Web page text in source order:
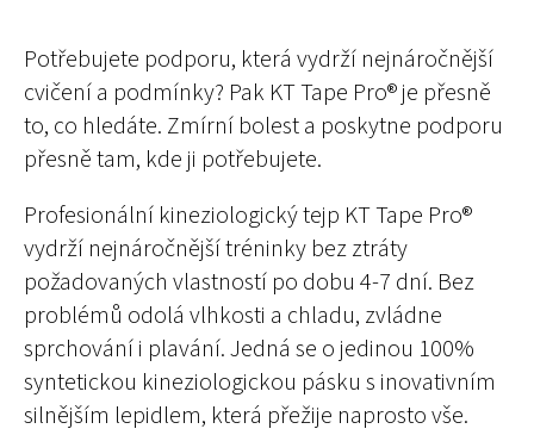
Potřebujete podporu, která vydrží nejnáročnější
cvičení a podmínky? Pak KT Tape Pro® je přesně
to, co hledáte. Zmírní bolest a poskytne podporu
přesně tam, kde ji potřebujete.
Profesionální kineziologický tejp KT Tape Pro®
vydrží nejnáročnější tréninky bez ztráty
požadovaných vlastností po dobu 4-7 dní. Bez
problémů odolá vlhkosti a chladu, zvládne
sprchování i plavání. Jedná se o jedinou 100%
syntetickou kineziologickou pásku s inovativním
silnějším lepidlem, která přežije naprosto vše.